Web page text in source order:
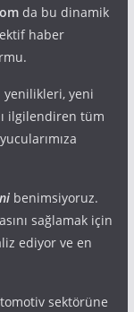
da bu dinamik
haber
yenilikleri, yeni
ilgilendiren tüm
benimsiyoruz.
sağlamak için
ediyor ve en
sektörüne